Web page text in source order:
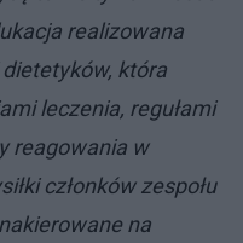
realizowana
która
leczenia, regułami
reagowania w
członków zespołu
na